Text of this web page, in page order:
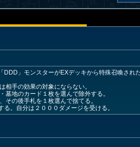
」モンスターがEXデッキから特殊召喚され
相手の効果の対象にならない。
墓地のカード１枚を選んで除外する。
その後手札を１枚選んで捨てる。
。自分は２０００ダメージを受ける。